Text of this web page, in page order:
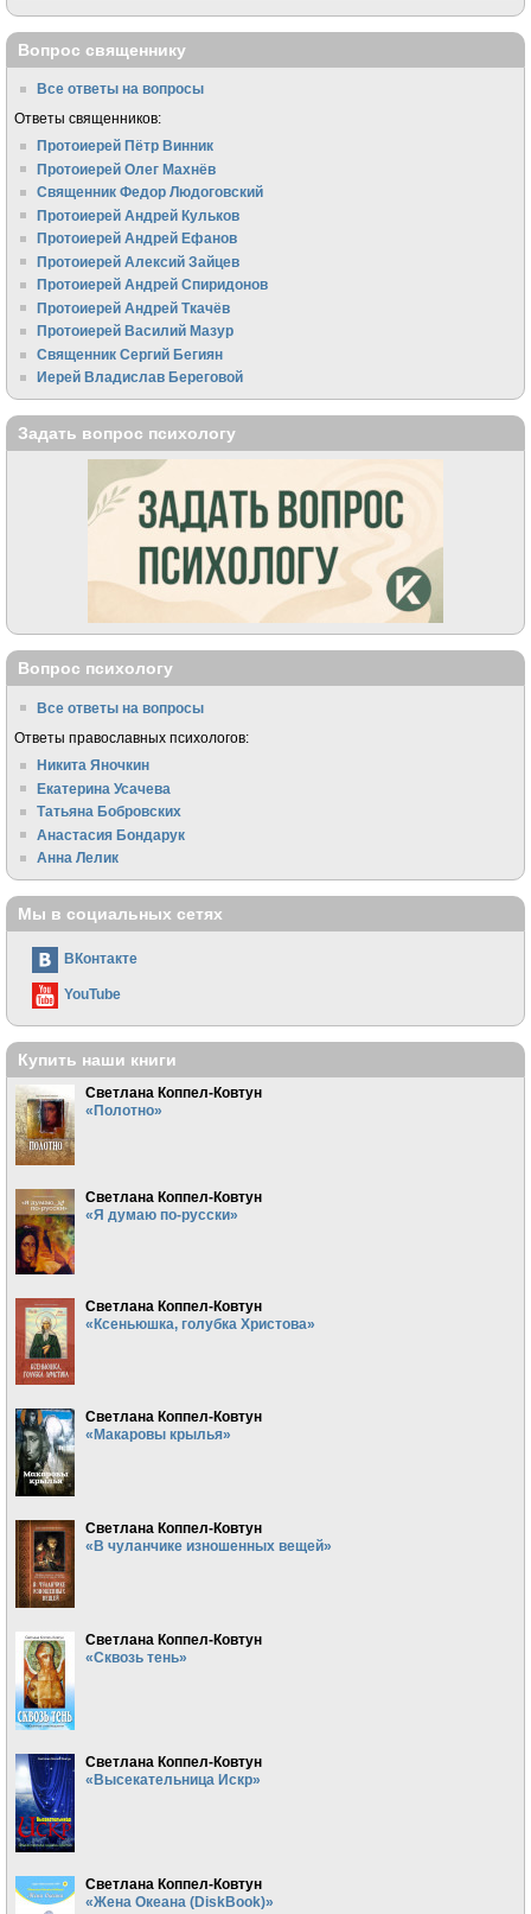
Вопрос священнику
Все ответы на вопросы
Ответы священников:
Протоиерей Пётр Винник
Протоиерей Олег Махнёв
Священник Федор Людоговский
Протоиерей Андрей Кульков
Протоиерей Андрей Ефанов
Протоиерей Алексий Зайцев
Протоиерей Андрей Спиридонов
Протоиерей Андрей Ткачёв
Протоиерей Василий Мазур
Священник Сергий Бегиян
Иерей Владислав Береговой
Задать вопрос психологу
Вопрос психологу
Все ответы на вопросы
Ответы православных психологов:
Никита Яночкин
Екатерина Усачева
Татьяна Бобровских
Анастасия Бондарук
Анна Лелик
Мы в социальных сетях
ВКонтакте
YouTube
Купить наши книги
Светлана Коппел-Ковтун
«Полотно»
Светлана Коппел-Ковтун
«Я думаю по-русски»
Светлана Коппел-Ковтун
«Ксеньюшка, голубка Христова»
Светлана Коппел-Ковтун
«Макаровы крылья»
Светлана Коппел-Ковтун
«В чуланчике изношенных вещей»
Светлана Коппел-Ковтун
«Сквозь тень»
Светлана Коппел-Ковтун
«Высекательница Искр»
Светлана Коппел-Ковтун
«Жена Океана (DiskBook)»